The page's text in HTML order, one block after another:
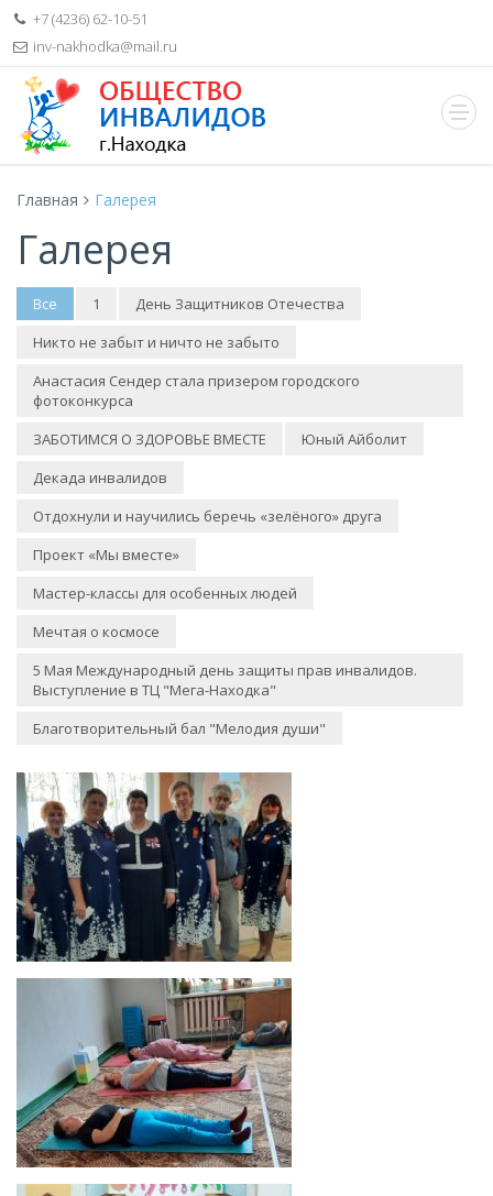
+7 (4236) 62-10-51
inv-nakhodka@mail.ru
Главная Галерея
Галерея
Все 1
День Защитников Отечества
Никто не забыт и ничто не забыто
Анастасия Сендер стала призером городского
фотоконкурса
ЗАБОТИМСЯ О ЗДОРОВЬЕ ВМЕСТЕ
Юный Айболит
Декада инвалидов
Отдохнули и научились беречь «зелёного» друга
Проект «Мы вместе»
Мастер-классы для особенных людей
Мечтая о космосе
5 Мая Международный день защиты прав инвалидов.
Выступление в ТЦ "Мега-Находка"
Благотворительный бал "Мелодия души"
Никто не забыт и ничто не забыто